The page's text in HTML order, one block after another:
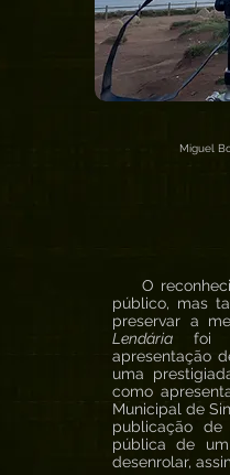
Miguel
O
público, mas
preservar a
Lendária foi
apresentação
uma
como
Municipal de
publicação
pública de
desenrolar,